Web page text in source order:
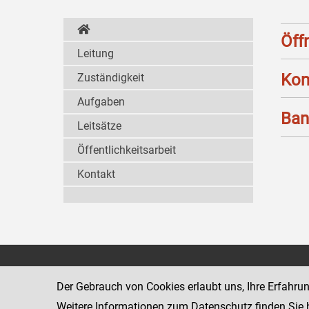
Leitung
Zuständigkeit
Aufgaben
Leitsätze
Öffentlichkeitsarbeit
Kontakt
www.justiz.gv.at/stak
Der Gebrauch von Cookies erlaubt uns, Ihre